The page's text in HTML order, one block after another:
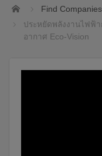
Home
Find Companies
ประหยัดพลังงานไฟฟ้
อากาศ Eco-Vision